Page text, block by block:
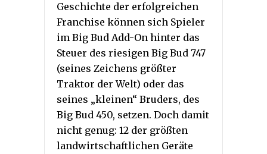
Geschichte der erfolgreichen
Franchise können sich Spieler
im Big Bud Add-On hinter das
Steuer des riesigen Big Bud 747
(seines Zeichens größter
Traktor der Welt) oder das
seines „kleinen“ Bruders, des
Big Bud 450, setzen. Doch damit
nicht genug: 12 der größten
landwirtschaftlichen Geräte